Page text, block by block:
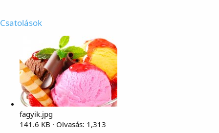
Csatolások
fagyik.jpg
141.6 KB · Olvasás: 1,313